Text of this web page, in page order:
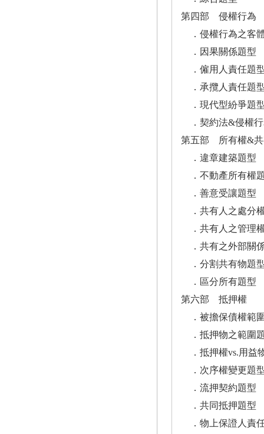
第四部 侵權行為
．侵權行為之客
．因果關係題型
．僱用人責任題
．承攬人責任題
．現代型紛爭題
．契約法&侵權
第五部 所有權&
．違章建築題型
．不動產所有權
．善意受讓題型
．共有人之處分
．共有人之管理
．共有之外部關
．分割共有物題
．區分所有題型
第六部 抵押權
．被擔保債權範
．抵押物之範圍
．抵押權vs.用益
．次序權變更題
．流押契約題型
．共同抵押題型
．物上保證人責